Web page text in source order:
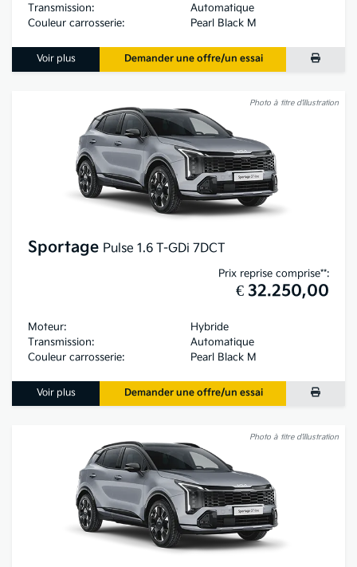
Transmission:
Automatique
Couleur carrosserie:
Pearl Black M
Voir plus Demander une offre/un essai
Photo à titre d’illustration
Sportage Pulse 1.6 T-GDi 7DCT
Prix reprise comprise**:
€ 32.250,00
Moteur:
Hybride
Transmission:
Automatique
Couleur carrosserie:
Pearl Black M
Voir plus Demander une offre/un essai
Photo à titre d’illustration